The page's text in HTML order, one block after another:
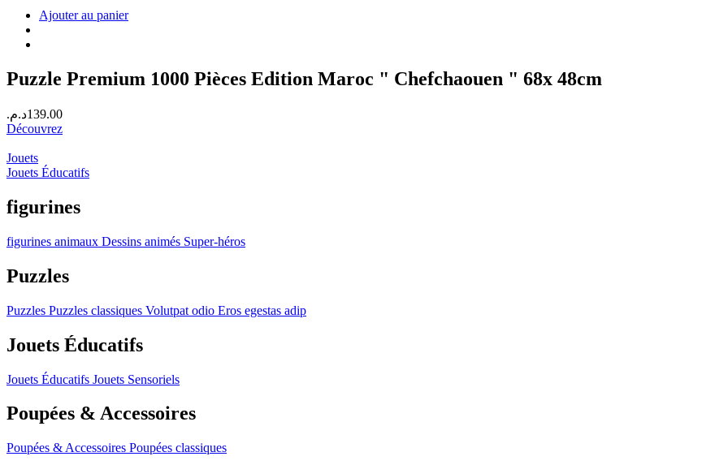
Ajouter au panier
Puzzle Premium 1000 Pièces Edition Maroc " Chefchaouen " 68x 48cm
139.00د.م.
Découvrez
Jouets
Jouets Éducatifs
figurines
figurines animaux Dessins animés Super-héros
Puzzles
Puzzles Puzzles classiques Volutpat odio Eros egestas adip
Jouets Éducatifs
Jouets Éducatifs Jouets Sensoriels
Poupées & Accessoires
Poupées & Accessoires Poupées classiques